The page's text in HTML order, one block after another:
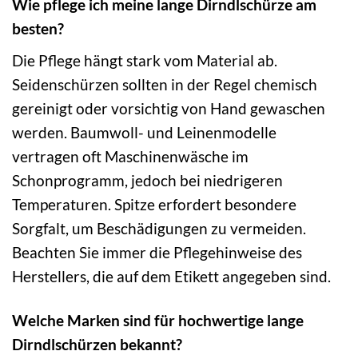
Wie pflege ich meine lange Dirndlschürze am
besten?
Die Pflege hängt stark vom Material ab.
Seidenschürzen sollten in der Regel chemisch
gereinigt oder vorsichtig von Hand gewaschen
werden. Baumwoll- und Leinenmodelle
vertragen oft Maschinenwäsche im
Schonprogramm, jedoch bei niedrigeren
Temperaturen. Spitze erfordert besondere
Sorgfalt, um Beschädigungen zu vermeiden.
Beachten Sie immer die Pflegehinweise des
Herstellers, die auf dem Etikett angegeben sind.
Welche Marken sind für hochwertige lange
Dirndlschürzen bekannt?